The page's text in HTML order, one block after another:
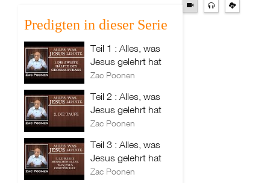
Predigten in dieser Serie
Teil 1 : Alles, was
Jesus gelehrt hat
Zac Poonen
Teil 2 : Alles, was
Jesus gelehrt hat
Zac Poonen
Teil 3 : Alles, was
Jesus gelehrt hat
Zac Poonen